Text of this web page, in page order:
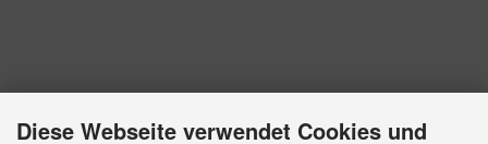
Diese Webseite verwendet Cookies und